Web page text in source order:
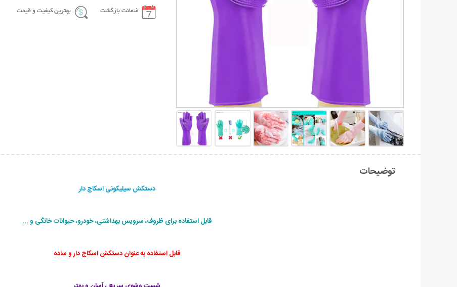
ضمانت بازگشت بهترین کیفیت و قیمت
توضیحات
دستکش سیلیکونی اسکاچ دار
قابل استفاده برای ظروف، سرویس بهداشتی، خودرو، حیوانات خانگی و ...
قابل استفاده به عنوان دستکش اسکاج دار و ساده